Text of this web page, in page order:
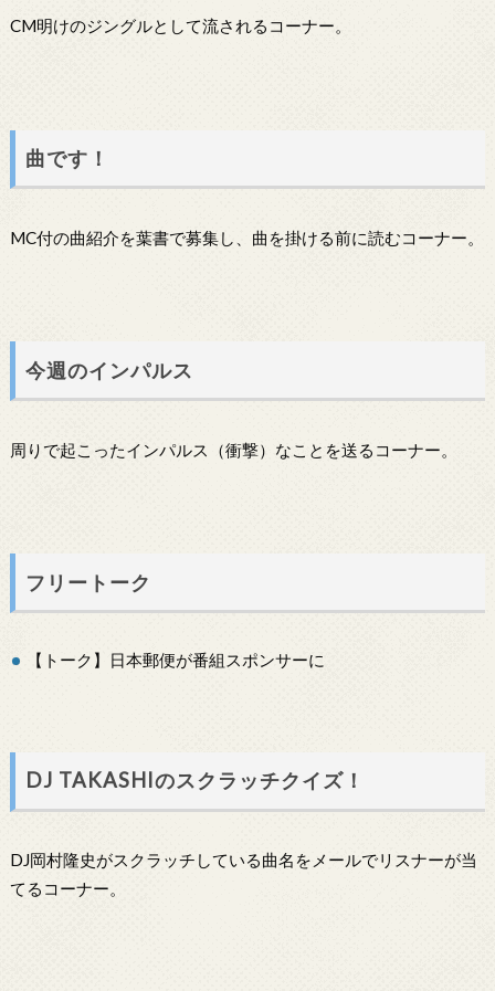
CM明けのジングルとして流されるコーナー。
曲です！
MC付の曲紹介を葉書で募集し、曲を掛ける前に読むコーナー。
今週のインパルス
周りで起こったインパルス（衝撃）なことを送るコーナー。
フリートーク
【トーク】日本郵便が番組スポンサーに
DJ TAKASHIのスクラッチクイズ！
DJ岡村隆史がスクラッチしている曲名をメールでリスナーが当
てるコーナー。